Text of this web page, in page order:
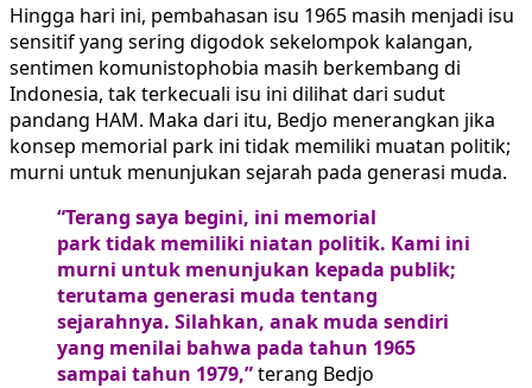
Hingga hari ini, pembahasan isu 1965 masih menjadi isu
sensitif yang sering digodok sekelompok kalangan,
sentimen komunistophobia masih berkembang di
Indonesia, tak terkecuali isu ini dilihat dari sudut
pandang HAM. Maka dari itu, Bedjo menerangkan jika
konsep memorial park ini tidak memiliki muatan politik;
murni untuk menunjukan sejarah pada generasi muda.
“Terang saya begini, ini memorial
park tidak memiliki niatan politik. Kami ini
murni untuk menunjukan kepada publik;
terutama generasi muda tentang
sejarahnya. Silahkan, anak muda sendiri
yang menilai bahwa pada tahun 1965
sampai tahun 1979,”terang Bedjo